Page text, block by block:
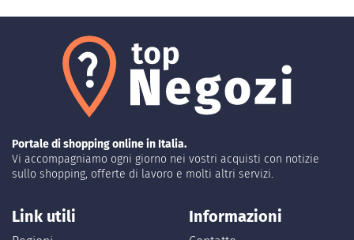
Portale di shopping online in Italia.
Vi accompagniamo ogni giorno nei vostri acquisti con notizie
sullo shopping, offerte di lavoro e molti altri servizi.
Link utili Informazioni